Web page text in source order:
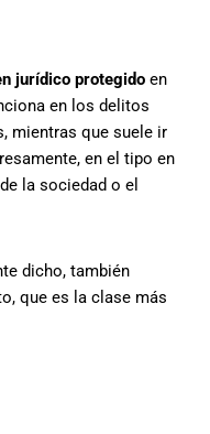
jurídico protegido en
en los delitos
mientras que suele ir
en el tipo en
la sociedad o el
dicho, también
que es la clase más